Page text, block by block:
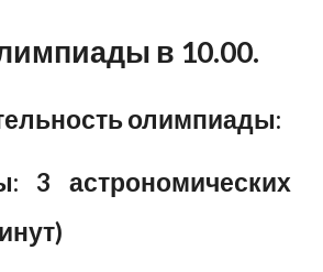
в 10.00.
олимпиады:
3 астрономических